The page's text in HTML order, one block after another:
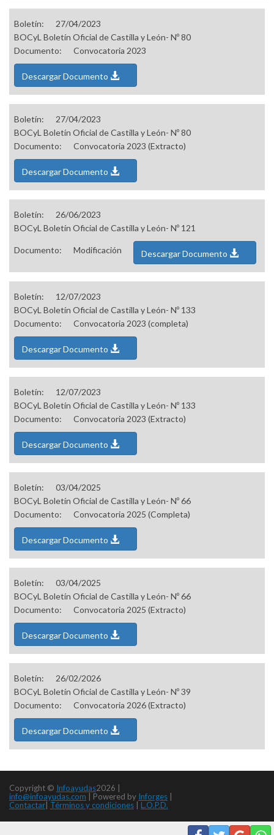
Boletín:
27/04/2023
BOCyL Boletín Oficial de Castilla y León- Nº 80
Documento:
Convocatoria 2023
Descargar Documento
Boletín:
27/04/2023
BOCyL Boletín Oficial de Castilla y León- Nº 80
Documento:
Convocatoria 2023 (Extracto)
Descargar Documento
Boletín:
26/06/2023
BOCyL Boletín Oficial de Castilla y León- Nº 121
Documento: Modificación Descargar Documento
Boletín:
12/07/2023
BOCyL Boletín Oficial de Castilla y León- Nº 133
Documento:
Convocatoria 2023 (completa)
Descargar Documento
Boletín:
12/07/2023
BOCyL Boletín Oficial de Castilla y León- Nº 133
Documento:
Convocatoria 2023 (Extracto)
Descargar Documento
Boletín:
03/04/2025
BOCyL Boletín Oficial de Castilla y León- Nº 66
Documento:
Convocatoria 2025 (Completa)
Descargar Documento
Boletín:
03/04/2025
BOCyL Boletín Oficial de Castilla y León- Nº 66
Documento:
Convocatoria 2025 (Extracto)
Descargar Documento
Boletín:
26/02/2026
BOCyL Boletín Oficial de Castilla y León- Nº 39
Documento:
Convocatoria 2026 (Extracto)
Descargar Documento
Copyright © Infoayudas2026 |
info@infoayudas.com
Powered by Inforges
Contactar Términos y condiciones L.O.P.D.